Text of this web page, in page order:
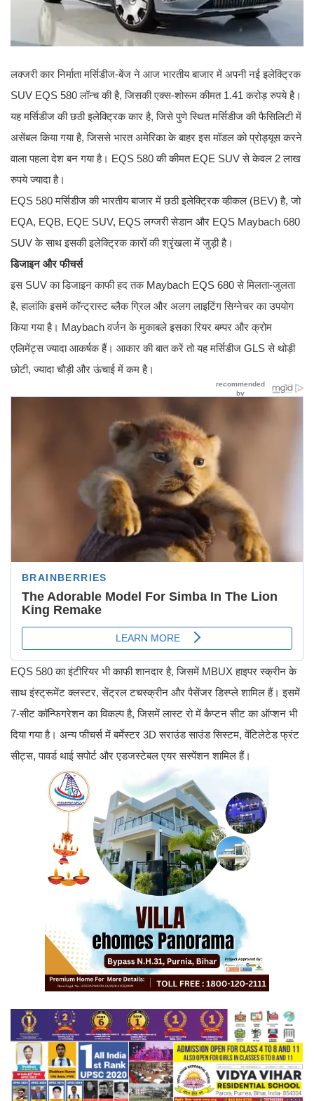
लक्जरी कार निर्माता मर्सिडीज-बेंज ने आज भारतीय बाजार में अपनी नई इलेक्ट्रिक
SUV EQS 580 लॉन्च की है, जिसकी एक्स-शोरूम कीमत 1.41 करोड़ रुपये है।
यह मर्सिडीज की छठी इलेक्ट्रिक कार है, जिसे पुणे स्थित मर्सिडीज की फैसिलिटी में
असेंबल किया गया है, जिससे भारत अमेरिका के बाहर इस मॉडल को प्रोड्यूस करने
वाला पहला देश बन गया है। EQS 580 की कीमत EQE SUV से केवल 2 लाख
रुपये ज्यादा है।
EQS 580 मर्सिडीज की भारतीय बाजार में छठी इलेक्ट्रिक व्हीकल (BEV) है, जो
EQA, EQB, EQE SUV, EQS लग्जरी सेडान और EQS Maybach 680
SUV के साथ इसकी इलेक्ट्रिक कारों की श्रृंखला में जुड़ी है।
डिजाइन और फीचर्स
इस SUV का डिजाइन काफी हद तक Maybach EQS 680 से मिलता-जुलता
है, हालांकि इसमें कॉन्ट्रास्ट ब्लैक ग्रिल और अलग लाइटिंग सिग्नेचर का उपयोग
किया गया है। Maybach वर्जन के मुकाबले इसका रियर बम्पर और क्रोम
एलिमेंट्स ज्यादा आकर्षक हैं। आकार की बात करें तो यह मर्सिडीज GLS से थोड़ी
छोटी, ज्यादा चौड़ी और ऊंचाई में कम है।
EQS 580 का इंटीरियर भी काफी शानदार है, जिसमें MBUX हाइपर स्क्रीन के
साथ इंस्ट्रूमेंट क्लस्टर, सेंट्रल टचस्क्रीन और पैसेंजर डिस्प्ले शामिल हैं। इसमें
7-सीट कॉन्फिगरेशन का विकल्प है, जिसमें लास्ट रो में कैप्टन सीट का ऑप्शन भी
दिया गया है। अन्य फीचर्स में बर्मेस्टर 3D सराउंड साउंड सिस्टम, वेंटिलेटेड फ्रंट
सीट्स, पावर्ड थाई सपोर्ट और एडजस्टेबल एयर सस्पेंशन शामिल हैं।